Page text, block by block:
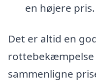
en højere pris.
Det er altid en
rottebekæmpelse
sammenligne